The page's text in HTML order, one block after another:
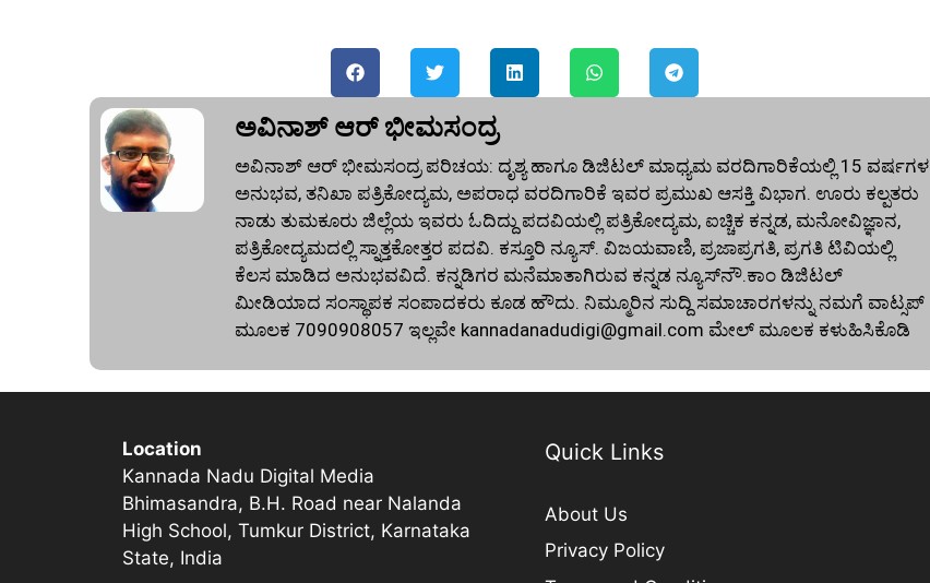
ಅವಿನಾಶ್‌ ಆರ್‌ ಭೀಮಸಂದ್ರ
ಅವಿನಾಶ್‌ ಆರ್‌ ಭೀಮಸಂದ್ರ ಪರಿಚಯ: ದೃಶ್ಯ ಹಾಗೂ ಡಿಜಿಟಲ್ ಮಾಧ್ಯಮ ವರದಿಗಾರಿಕೆಯಲ್ಲಿ 15 ವರ್ಷಗಳ
ಅನುಭವ, ತನಿಖಾ ಪತ್ರಿಕೋದ್ಯಮ, ಅಪರಾಧ ವರದಿಗಾರಿಕೆ ಇವರ ಪ್ರಮುಖ ಆಸಕ್ತಿ ವಿಭಾಗ. ಊರು ಕಲ್ಪತರು
ನಾಡು ತುಮಕೂರು ಜಿಲ್ಲೆಯ ಇವರು ಓದಿದ್ದು ಪದವಿಯಲ್ಲಿ ಪತ್ರಿಕೋದ್ಯಮ, ಐಚ್ಚಿಕ ಕನ್ನಡ, ಮನೋವಿಜ್ಞಾನ,
ಪತ್ರಿಕೋದ್ಯಮದಲ್ಲಿ ಸ್ನಾತ್ತಕೋತ್ತರ ಪದವಿ. ಕಸ್ತೂರಿ ನ್ಯೂಸ್‌. ವಿಜಯವಾಣಿ, ಪ್ರಜಾಪ್ರಗತಿ, ಪ್ರಗತಿ ಟಿವಿಯಲ್ಲಿ
ಕೆಲಸ ಮಾಡಿದ ಅನುಭವವಿದೆ. ಕನ್ನಡಿಗರ ಮನೆಮಾತಾಗಿರುವ ಕನ್ನಡ ನ್ಯೂಸ್‌ನೌ.ಕಾಂ ಡಿಜಿಟಲ್‌
ಮೀಡಿಯಾದ ಸಂಸ್ಥಾಪಕ ಸಂಪಾದಕರು ಕೂಡ ಹೌದು. ನಿಮ್ಮೂರಿನ ಸುದ್ದಿ ಸಮಾಚಾರಗಳನ್ನು ನಮಗೆ ವಾಟ್ಸಪ್‌
ಮೂಲಕ 7090908057 ಇಲ್ಲವೇ kannadanadudigi@gmail.com ಮೇಲ್‌ ಮೂಲಕ ಕಳುಹಿಸಿಕೊಡಿ
Location
Kannada Nadu Digital Media
Bhimasandra, B.H. Road near Nalanda
High School, Tumkur District, Karnataka
State, India
Quick Links
About Us
Privacy Policy